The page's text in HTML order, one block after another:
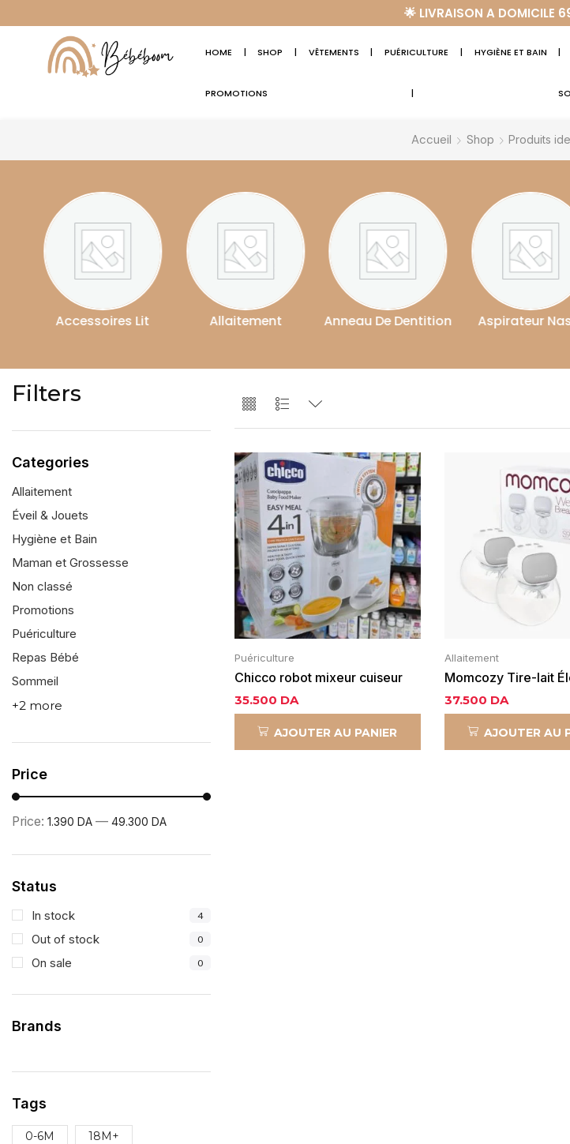
🌟 LIVRAISON A DOMICILE
HOME | SHOP | VÊTEMENTS | PUÉRICULTURE | HYGIÈNE ET BAIN |
PROMOTIONS |
Accueil Shop Produits
Allaitement Anneau De Dentition Aspirateur Nasal Assiette
Filters
Categories
Allaitement
Éveil & Jouets
Hygiène et Bain
Maman et Grossesse
Non classé
Promotions
Puériculture
Repas Bébé
Sommeil
+2 more
Price
Price: 1.390 DA — 49.300 DA
Status
In stock 4
Out of stock 0
On sale 0
Brands
Tags
0-6M
18M+
Puériculture
Chicco robot mixeur cuiseur
easy meal 4en1
35.500 DA
AJOUTER AU PANIER
Allaitement
Momcozy Tire-lait
Portable S9 Pro
37.500 DA
AJOUTER AU